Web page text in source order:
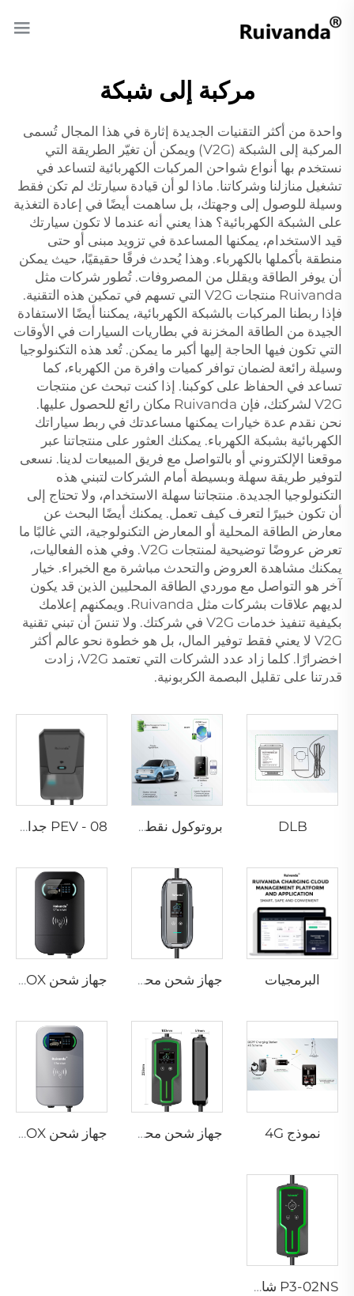
مركبة إلى شبكة
واحدة من أكثر التقنيات الجديدة إثارة في هذا المجال تُسمى
المركبة إلى الشبكة (V2G) ويمكن أن تغيّر الطريقة التي
نستخدم بها أنواع شواحن المركبات الكهربائية لتساعد في
تشغيل منازلنا وشركاتنا. ماذا لو أن قيادة سيارتك لم تكن فقط
وسيلة للوصول إلى وجهتك، بل ساهمت أيضًا في إعادة التغذية
على الشبكة الكهربائية؟ هذا يعني أنه عندما لا تكون سيارتك
قيد الاستخدام، يمكنها المساعدة في تزويد مبنى أو حتى
منطقة بأكملها بالكهرباء. وهذا يُحدث فرقًا حقيقيًا، حيث يمكن
أن يوفر الطاقة ويقلل من المصروفات. تُطور شركات مثل
Ruivanda منتجات V2G التي تسهم في تمكين هذه التقنية.
فإذا ربطنا المركبات بالشبكة الكهربائية، يمكننا أيضًا الاستفادة
الجيدة من الطاقة المخزنة في بطاريات السيارات في الأوقات
التي تكون فيها الحاجة إليها أكبر ما يمكن. تُعد هذه التكنولوجيا
وسيلة رائعة لضمان توافر كميات وافرة من الكهرباء، كما
تساعد في الحفاظ على كوكبنا. إذا كنت تبحث عن منتجات
V2G لشركتك، فإن Ruivanda مكان رائع للحصول عليها.
نحن نقدم عدة خيارات يمكنها مساعدتك في ربط سياراتك
الكهربائية بشبكة الكهرباء. يمكنك العثور على منتجاتنا عبر
موقعنا الإلكتروني أو بالتواصل مع فريق المبيعات لدينا. نسعى
لتوفير طريقة سهلة وبسيطة أمام الشركات لتبني هذه
التكنولوجيا الجديدة. منتجاتنا سهلة الاستخدام، ولا تحتاج إلى
أن تكون خبيرًا لتعرف كيف تعمل. يمكنك أيضًا البحث عن
معارض الطاقة المحلية أو المعارض التكنولوجية، التي غالبًا ما
تعرض عروضًا توضيحية لمنتجات V2G. وفي هذه الفعاليات،
يمكنك مشاهدة العروض والتحدث مباشرة مع الخبراء. خيار
آخر هو التواصل مع موردي الطاقة المحليين الذين قد يكون
لديهم علاقات بشركات مثل Ruivanda. ويمكنهم إعلامك
بكيفية تنفيذ خدمات V2G في شركتك. ولا تنسَ أن تبني تقنية
V2G لا يعني فقط توفير المال، بل هو خطوة نحو عالم أكثر
اخضرارًا. كلما زاد عدد الشركات التي تعتمد V2G، زادت
قدرتنا على تقليل البصمة الكربونية.
DLB بروتوكول نقطة الشحن المفتوح PEV - 08 جدار شحن سيارات كهربائية
البرمجيات جهاز شحن محمول P3-01 لمركبات EV جهاز شحن PEV-01 AC EV WALLBOX
نموذج 4G جهاز شحن محمول P3-02 لمركبات EV جهاز شحن PEV-02 AC EV WALLBOX
P3-02NS شاحن محمول لسيارات EV